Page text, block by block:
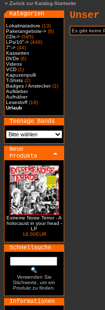
» Zurück zur Katalog-Startseite
Kategorien
Lokalmatadore (13)
Paketangebote-> (6)
CDs-> (595)
LPs/10"-> (449)
7"-> (34)
Kassetten
DVDs (6)
Videos
VCD (1)
Kapuzenpulli
T-Shirts (2)
Badges / Anstecker(1)
Aufkleber
Aufnäher
Lesestoff (19)
Urlaub
Teenage Bands
Neue
Produkte
Extreme Noise Terror - A
holocaust in your head -
LP
18.00EUR
Schnellsuche
Verwenden Sie
Stichworte, um ein
Produkt zu finden.
Informationen
Unser
Es gibt keine